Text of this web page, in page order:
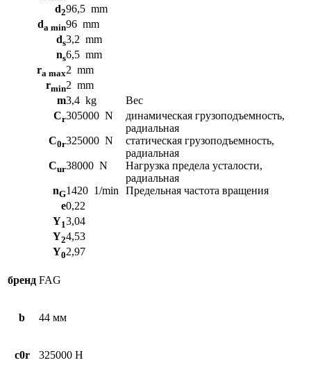
d296,5 mm
da min96 mm
ds3,2 mm
ns6,5 mm
ra max2 mm
rmin2 mm
m3,4 kg
Вес
Cr305000 N
динамическая грузоподъемность,
радиальная
C0r325000 N
статическая грузоподъемность,
радиальная
Cur38000 N
Нагрузка предела усталости,
радиальная
nG1420 1/min
Предельная частота вращения
e0,22
Y13,04
Y24,53
Y02,97
бренд FAG
b 44 мм
c0r 325000 Н